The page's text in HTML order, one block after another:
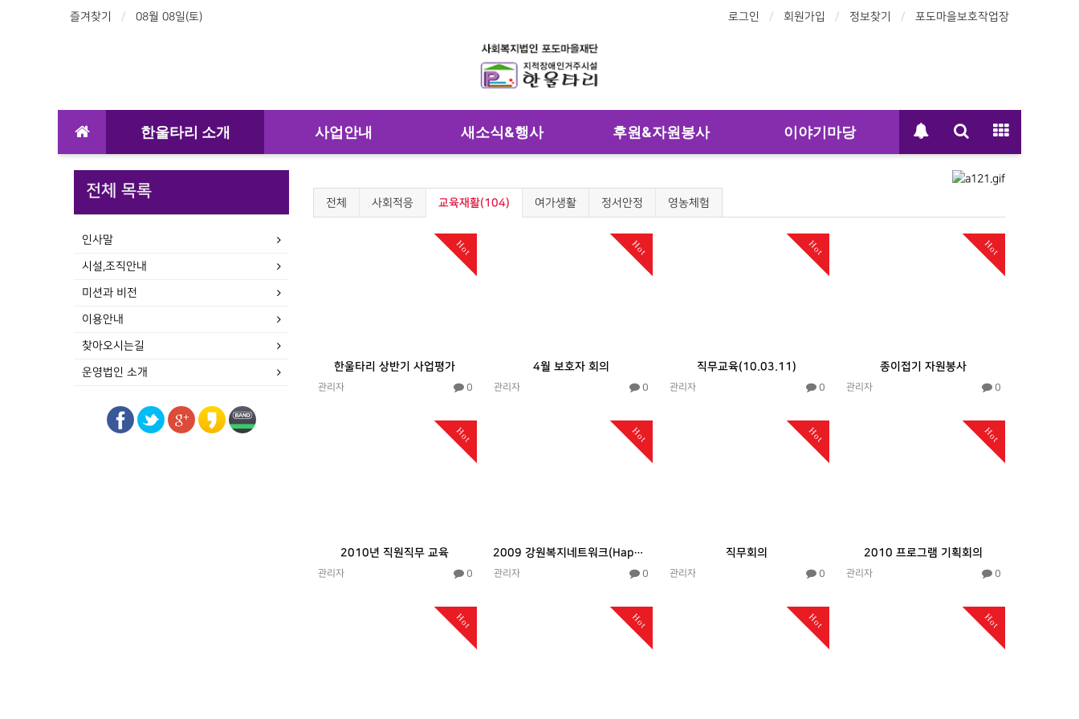
즐겨찾기 08월 08일(토) 로그인 회원가입 정보찾기 포도마을보호작업장
한울타리 소개 사업안내 새소식&행사 후원&자원봉사 이야기마당
전체 사회적응 교육재활(104) 여가생활 정서안정 영농체험
Hot
한울타리 상반기 사업평가
관리자 0
Hot
4월 보호자 회의
관리자 0
Hot
직무교육(10.03.11)
관리자 0
Hot
종이접기 자원봉사
관리자 0
Hot
2010년 직원직무 교육
관리자 0
Hot
2009 강원복지네트워크(Happy24u) 만남의 날 참가
관리자 0
Hot
직무회의
관리자 0
Hot
2010 프로그램 기획회의
관리자 0
Hot Hot Hot Hot
전체 목록
인사말
시설,조직안내
미션과 비전
이용안내
찾아오시는길
운영법인 소개